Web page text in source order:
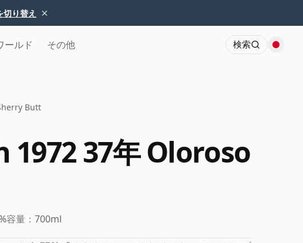
り替え ×
ールド その他 検索
Butt
37年 Oloroso
容量： 700ml